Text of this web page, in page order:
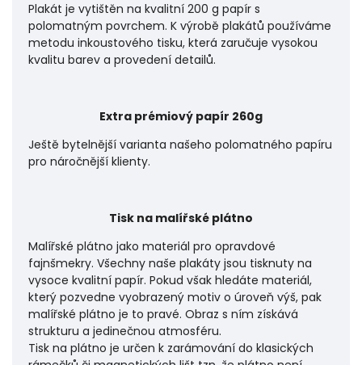
Plakát je vytištěn na kvalitní 200 g papír s
polomatným povrchem. K výrobě plakátů používáme
metodu inkoustového tisku, která zaručuje vysokou
kvalitu barev a provedení detailů.
Extra prémiový papír 260g
Ještě bytelnější varianta našeho polomatného papíru
pro náročnější klienty.
Tisk na malířské plátno
Malířské plátno jako materiál pro opravdové
fajnšmekry. Všechny naše plakáty jsou tisknuty na
vysoce kvalitní papír. Pokud však hledáte materiál,
který pozvedne vyobrazený motiv o úroveň výš, pak
malířské plátno je to pravé. Obraz s ním získává
strukturu a jedinečnou atmosféru.
Tisk na plátno je určen k zarámování do klasických